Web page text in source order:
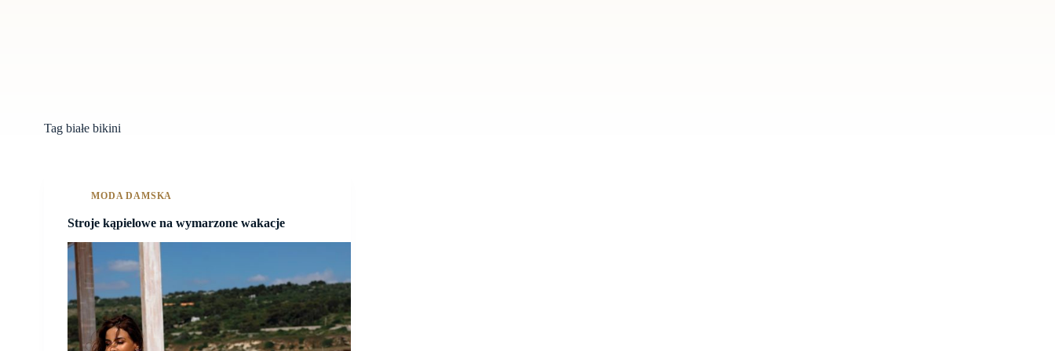
Tag białe bikini
MODA DAMSKA
Stroje kąpielowe na wymarzone wakacje